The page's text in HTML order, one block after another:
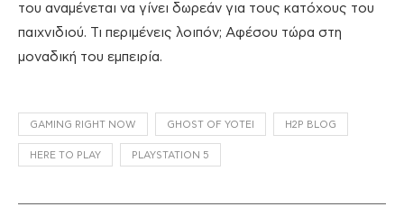
του αναμένεται να γίνει δωρεάν για τους κατόχους του
παιχνιδιού. Τι περιμένεις λοιπόν; Αφέσου τώρα στη
μοναδική του εμπειρία.
GAMING RIGHT NOW GHOST OF YOTEI H2P BLOG
HERE TO PLAY PLAYSTATION 5